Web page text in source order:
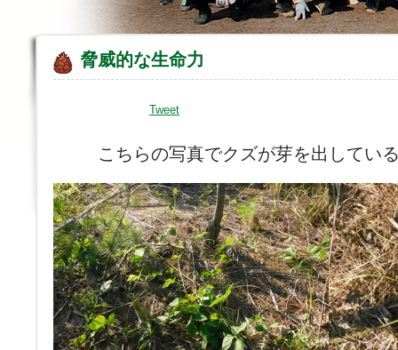
脅威的な生命力
Tweet
こちらの写真でクズが芽を出してい